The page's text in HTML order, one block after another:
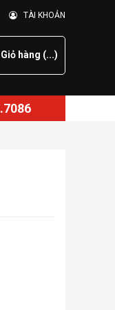
TÀI KHOẢN
Giỏ hàng (...)